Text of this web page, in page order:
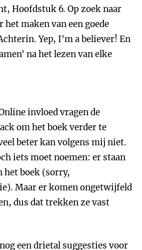
Hoofdstuk 6. Op zoek naar
maken van een goede
Yep, I'm a believer! En
na het lezen van elke
invloed vragen de
om het boek verder te
beter kan volgens mij niet.
iets moet noemen: er staan
het boek (sorry,
Maar er komen ongetwijfeld
dus dat trekken ze vast
een drietal suggesties voor